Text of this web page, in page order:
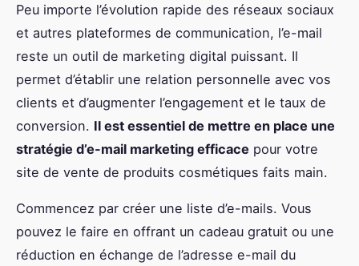
Peu importe l’évolution rapide des réseaux sociaux
et autres plateformes de communication, l’e-mail
reste un outil de marketing digital puissant. Il
permet d’établir une relation personnelle avec vos
clients et d’augmenter l’engagement et le taux de
conversion. Il est essentiel de mettre en place une
stratégie d’e-mail marketing efficace pour votre
site de vente de produits cosmétiques faits main.
Commencez par créer une liste d’e-mails. Vous
pouvez le faire en offrant un cadeau gratuit ou une
réduction en échange de l’adresse e-mail du